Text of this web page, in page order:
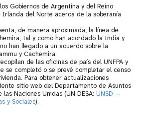
Gobiernos de Argentina y del Reino
Irlanda del Norte acerca de la soberanía
de manera aproximada, la línea de
tal y como han acordado la India y
han llegado a un acuerdo sobre la
y Cachemira.
de las oficinas de país del UNFPA y
se completó o se prevé completar el censo
Para obtener actualizaciones
sitio web del Departamento de Asuntos
Naciones Unidas (UN DESA: UNSD —
y Sociales).